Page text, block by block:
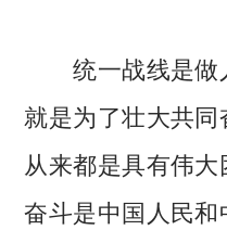
统一战线是做
就是为了壮大共
从来都是具有伟
奋斗是中国人民